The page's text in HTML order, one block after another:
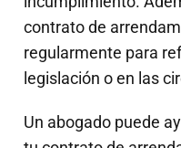
contrato de
regularmente para
legislación o en las
Un abogado puede